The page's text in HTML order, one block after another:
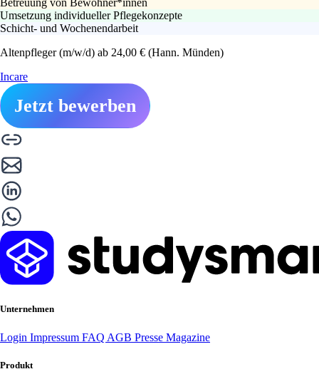
Betreuung von Bewohner*innen
Umsetzung individueller Pflegekonzepte
Schicht- und Wochenendarbeit
Altenpfleger (m/w/d) ab 24,00 € (Hann. Münden)
Incare
Jetzt bewerben
Unternehmen
Login Impressum FAQ AGB Presse Magazine
Produkt